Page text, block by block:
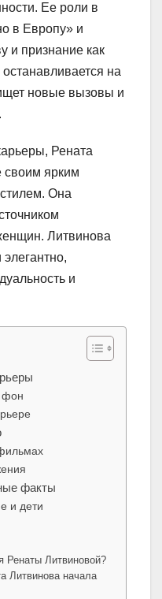
Ее роли в
в Европу» и
и признание как
на
новые вызовы и
Рената
своим ярким
Она
Литвинова
элегантно,
и
фон
факты
и дети
Ренаты Литвиновой?
Литвинова начала